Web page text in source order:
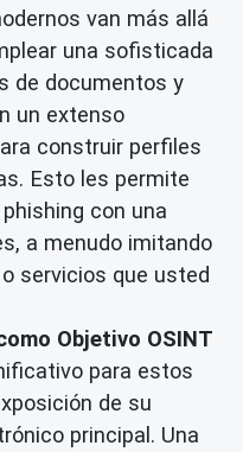
van más allá
una sofisticada
de documentos y
un extenso
construir perfiles
Esto les permite
con una
a menudo imitando
servicios que usted
Objetivo OSINT
para estos
de su
principal. Una